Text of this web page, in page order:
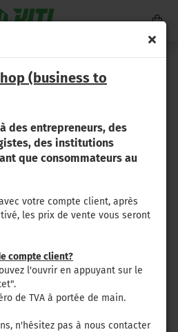
(business to
des entrepreneurs, des
des institutions
que consommateurs au
votre compte client, après
les prix de vente vous seront
compte client?
l'ouvrir en appuyant sur le
de TVA à portée de main.
n'hésitez pas à nous contacter
5175 X
ERO GRAPELINER 5175 X.
vous avez la possibilité de filtrer
par assemblages. Avec cette
assemblages respectifs.
(ERO)
poulies)